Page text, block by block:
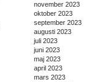
november 2023
oktober 2023
september 2023
augusti 2023
juli 2023
juni 2023
maj 2023
april 2023
mars 2023